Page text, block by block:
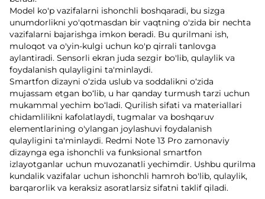
Model ko'p vazifalarni ishonchli boshqaradi, bu sizga
unumdorlikni yo'qotmasdan bir vaqtning o'zida bir nechta
vazifalarni bajarishga imkon beradi. Bu qurilmani ish,
muloqot va o'yin-kulgi uchun ko'p qirrali tanlovga
aylantiradi. Sensorli ekran juda sezgir bo'lib, qulaylik va
foydalanish qulayligini ta'minlaydi.
Smartfon dizayni o‘zida uslub va soddalikni o‘zida
mujassam etgan bo‘lib, u har qanday turmush tarzi uchun
mukammal yechim bo‘ladi. Qurilish sifati va materiallari
chidamlilikni kafolatlaydi, tugmalar va boshqaruv
elementlarining o'ylangan joylashuvi foydalanish
qulayligini ta'minlaydi. Redmi Note 13 Pro zamonaviy
dizaynga ega ishonchli va funksional smartfon
izlayotganlar uchun muvozanatli yechimdir. Ushbu qurilma
kundalik vazifalar uchun ishonchli hamroh bo'lib, qulaylik,
barqarorlik va keraksiz asoratlarsiz sifatni taklif qiladi.